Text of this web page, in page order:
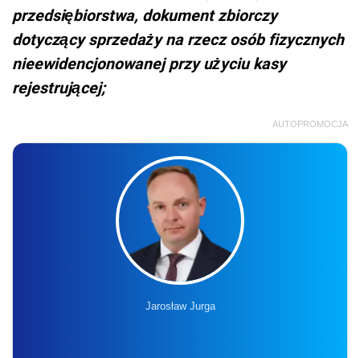
przedsiębiorstwa, dokument zbiorczy
dotyczący sprzedaży na rzecz osób fizycznych
nieewidencjonowanej przy użyciu kasy
rejestrującej;
AUTOPROMOCJA
Jarosław Jurga